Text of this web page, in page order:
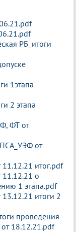
РБ_итоги
1этапа
2 этапа
ФТ от
от
итог.pdf
о
1 этапа.pdf
итоги 2
проведения
от 18.12.21.pdf